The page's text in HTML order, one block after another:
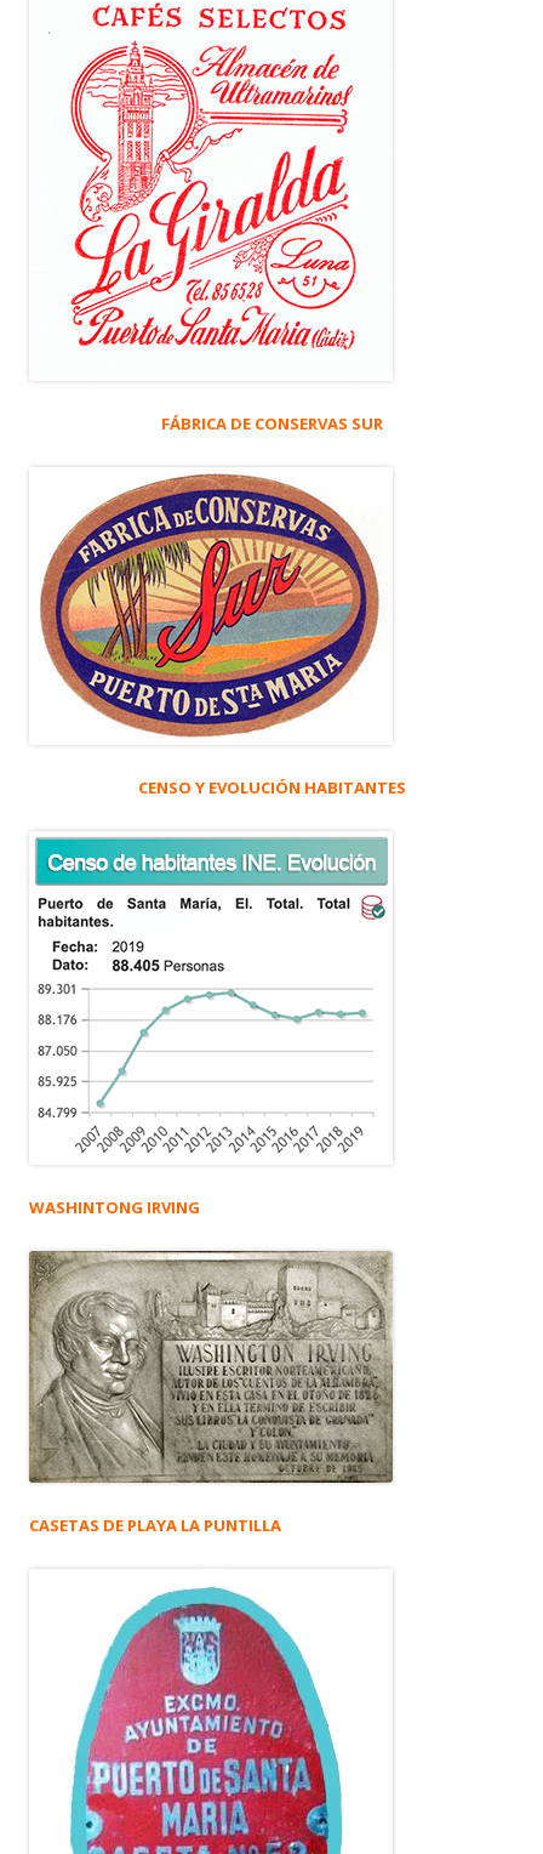
FÁBRICA DE CONSERVAS SUR
CENSO Y EVOLUCIÓN HABITANTES
WASHINTONG IRVING
CASETAS DE PLAYA LA PUNTILLA